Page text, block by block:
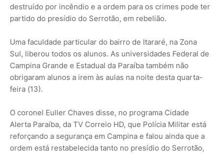
destruído por incêndio e a ordem para os crimes pode ter
partido do presídio do Serrotão, em rebelião.
Uma faculdade particular do bairro de Itararé, na Zona
Sul, liberou todos os alunos. As universidades Federal de
Campina Grande e Estadual da Paraíba também não
obrigaram alunos a irem às aulas na noite desta quarta-
feira (13).
O coronel Euller Chaves disse, no programa Cidade
Alerta Paraíba, da TV Correio HD, que Polícia Militar está
reforçando a segurança em Campina e falou ainda que a
ordem está restabelecida tanto no presídio do Serrotão,